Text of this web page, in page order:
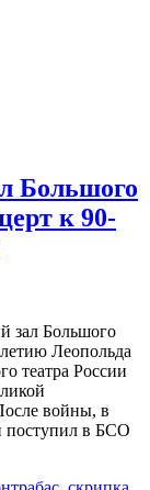
Большого
к 90-
зал Большого
Леопольда
театра России
войны, в
поступил в БСО